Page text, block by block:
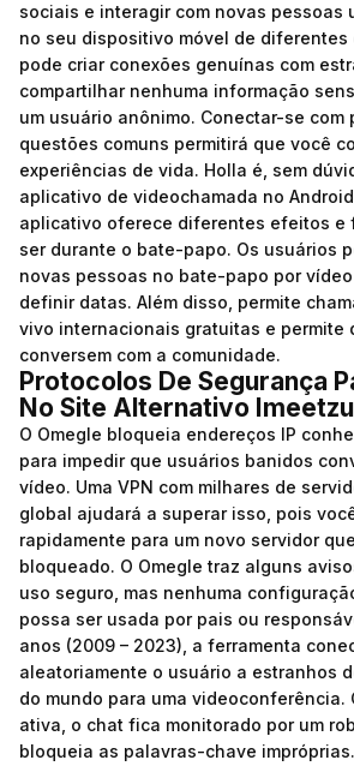
sociais e interagir com novas pessoas
no seu dispositivo móvel de diferentes
pode criar conexões genuínas com
compartilhar nenhuma informação
um usuário anônimo. Conectar-se com
questões comuns permitirá que você
experiências de vida. Holla é, sem
aplicativo de videochamada no Android
aplicativo oferece diferentes efeitos e
ser durante o bate-papo. Os usuários
novas pessoas no bate-papo por
definir datas. Além disso, permite
vivo internacionais gratuitas e permite
conversem com a comunidade.
Protocolos De Segurança
No Site Alternativo Imeetzu
O Omegle bloqueia endereços IP
para impedir que usuários banidos
vídeo. Uma VPN com milhares de
global ajudará a superar isso, pois
rapidamente para um novo servidor
bloqueado. O Omegle traz alguns
uso seguro, mas nenhuma
possa ser usada por pais ou
anos (2009 – 2023), a ferramenta
aleatoriamente o usuário a estranhos
do mundo para uma videoconferência.
ativa, o chat fica monitorado por um
bloqueia as palavras-chave impróprias.